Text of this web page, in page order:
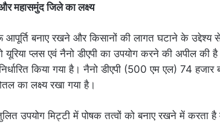
महासमुंद जिले का लक्ष्य
आपूर्ति बनाए रखने और किसानों की लागत घटाने के
यूरिया प्लस एवं नैनो डीएपी का उपयोग करने की अपील
किया गया है। नैनो डीएपी (500 एम एल) 74
का लक्ष्य रखा गया है।